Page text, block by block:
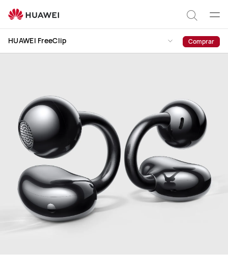
HUAWEI
FreeClip
Abrir
HUAWEI FreeClip Comprar